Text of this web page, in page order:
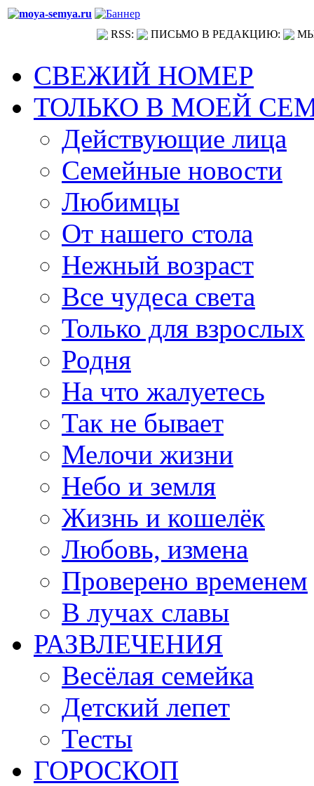
RSS: ПИСЬМО В РЕДАКЦИЮ:
СВЕЖИЙ НОМЕР
ТОЛЬКО В МОЕЙ
Действующие лица
Семейные новости
Любимцы
От нашего стола
Нежный возраст
Все чудеса света
Только для взрослых
Родня
На что жалуетесь
Так не бывает
Мелочи жизни
Небо и земля
Жизнь и кошелёк
Любовь, измена
Проверено временем
В лучах славы
РАЗВЛЕЧЕНИЯ
Весёлая семейка
Детский лепет
Тесты
ГОРОСКОП